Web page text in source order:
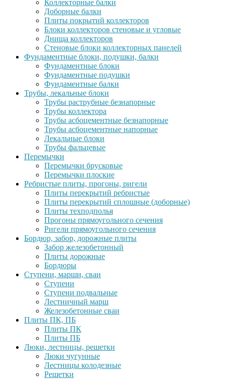
Коллекторные балки
Доборные балки
Плиты покрытий коллекторов
Блоки коллекторов стеновые и угловые
Днища коллекторов
Стеновые блоки коллекторных панелей
Фундаментные блоки, подушки, балки
Фундаментные блоки
Фундаментные подушки
Фундаментные балки
Трубы, лекальные блоки
Трубы раструбные безнапорные
Трубы коллектора
Трубы асбоцементные безнапорные
Трубы асбоцементные напорные
Лекальные блоки
Трубы фальцевые
Перемычки
Перемычки брусковые
Перемычки плоские
Ребристые плиты, прогоны, ригели
Плиты перекрытий ребристые
Плиты перекрытий сплошные (доборные)
Плиты техподполья
Прогоны прямоугольного сечения
Ригели прямоугольного сечения
Бордюр, забор, дорожные плиты
Забор железобетонный
Плиты дорожные
Бордюры
Ступени, марши, сваи
Ступени
Ступени подвальные
Лестничный марш
Железобетонные сваи
Плиты ПК, ПБ
Плиты ПК
Плиты ПБ
Люки, лестницы, решетки
Люки чугунные
Лестницы колодезные
Решетки